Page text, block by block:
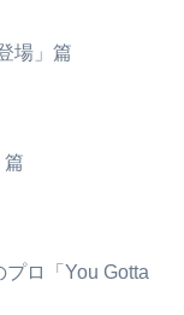
場」篇
篇
ロ「You Gotta